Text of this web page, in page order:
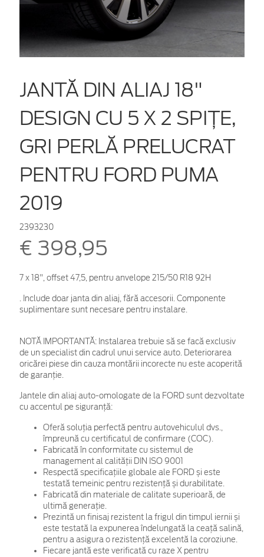
JANTĂ DIN ALIAJ 18"
DESIGN CU 5 X 2 SPIȚE,
GRI PERLĂ PRELUCRAT
PENTRU FORD PUMA
2019
2393230
€ 398,95
7 x 18", offset 47,5, pentru anvelope 215/50 R18 92H
. Include doar janta din aliaj, fără accesorii. Componente
suplimentare sunt necesare pentru instalare.
NOTĂ IMPORTANTĂ: Instalarea trebuie să se facă exclusiv
de un specialist din cadrul unui service auto. Deteriorarea
oricărei piese din cauza montării incorecte nu este acoperită
de garanţie.
Jantele din aliaj auto-omologate de la FORD sunt dezvoltate
cu accentul pe siguranță:
Oferă soluția perfectă pentru autovehiculul dvs.,
împreună cu certificatul de confirmare (COC).
Fabricată în conformitate cu sistemul de
management al calității DIN ISO 9001
Respectă specificațiile globale ale FORD și este
testată temeinic pentru rezistență și durabilitate.
Fabricată din materiale de calitate superioară, de
ultimă generație.
Prezintă un finisaj rezistent la frigul din timpul iernii și
este testată la expunerea îndelungată la ceață salină,
pentru a asigura o rezistență excelentă la coroziune.
Fiecare jantă este verificată cu raze X pentru